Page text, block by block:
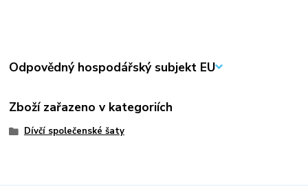
Odpovědný hospodářský subjekt EU
Zboží zařazeno v kategoriích
Dívčí společenské šaty